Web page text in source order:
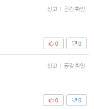
신고 | 공감 확인
0
0
신고 | 공감 확인
0
0